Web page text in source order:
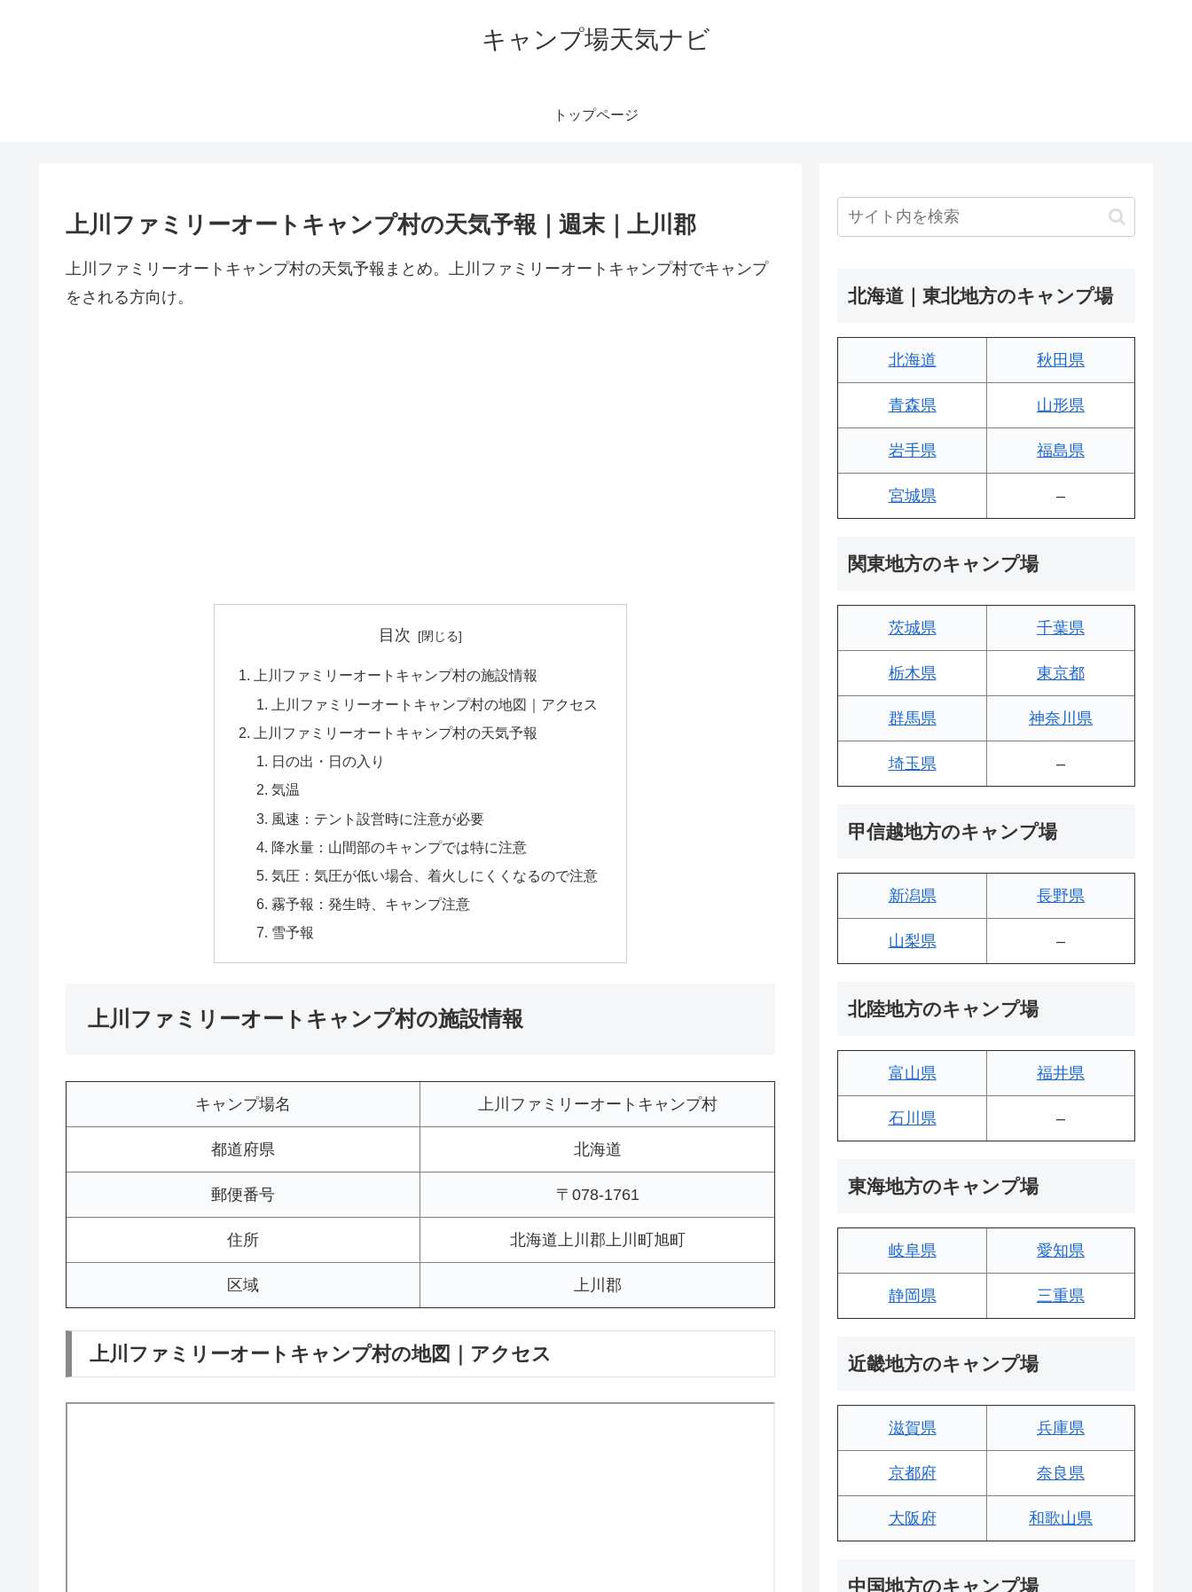
キャンプ場天気ナビ
トップページ
上川ファミリーオートキャンプ村の天気予報｜週末｜上川郡
上川ファミリーオートキャンプ村の天気予報まとめ。上川ファミリーオートキャンプ村でキャンプ
をされる方向け。
目次
上川ファミリーオートキャンプ村の施設情報
上川ファミリーオートキャンプ村の地図｜アクセス
上川ファミリーオートキャンプ村の天気予報
日の出・日の入り
気温
風速：テント設営時に注意が必要
降水量：山間部のキャンプでは特に注意
気圧：気圧が低い場合、着火しにくくなるので注意
霧予報：発生時、キャンプ注意
雪予報
上川ファミリーオートキャンプ村の施設情報
キャンプ場名 上川ファミリーオートキャンプ村
都道府県 北海道
郵便番号 〒078-1761
住所 北海道上川郡上川町旭町
区域 上川郡
上川ファミリーオートキャンプ村の地図｜アクセス
北海道｜東北地方のキャンプ場
北海道 秋田県
青森県 山形県
岩手県 福島県
宮城県 –
関東地方のキャンプ場
茨城県 千葉県
栃木県 東京都
群馬県 神奈川県
埼玉県 –
甲信越地方のキャンプ場
新潟県 長野県
山梨県 –
北陸地方のキャンプ場
富山県 福井県
石川県 –
東海地方のキャンプ場
岐阜県 愛知県
静岡県 三重県
近畿地方のキャンプ場
滋賀県 兵庫県
京都府 奈良県
大阪府 和歌山県
中国地方のキャンプ場